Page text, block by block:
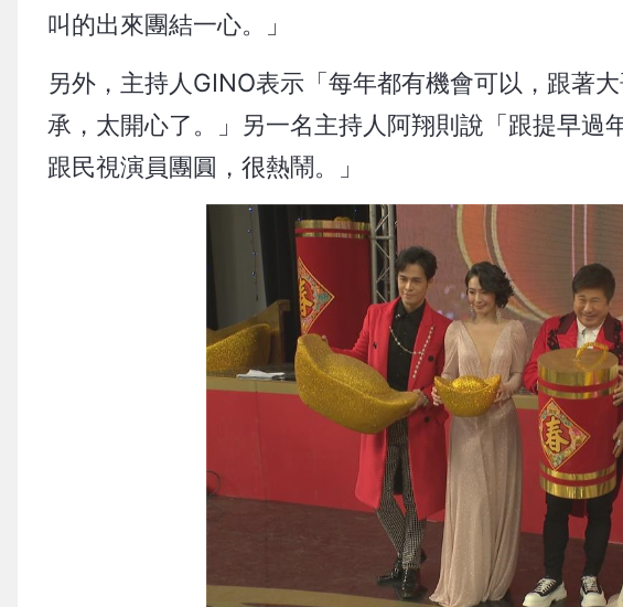
叫的出來團結一心。」
另外，主持人GINO表示「每年都有機會可以，跟著
承，太開心了。」另一名主持人阿翔則說「跟提早過
跟民視演員團圓，很熱鬧。」